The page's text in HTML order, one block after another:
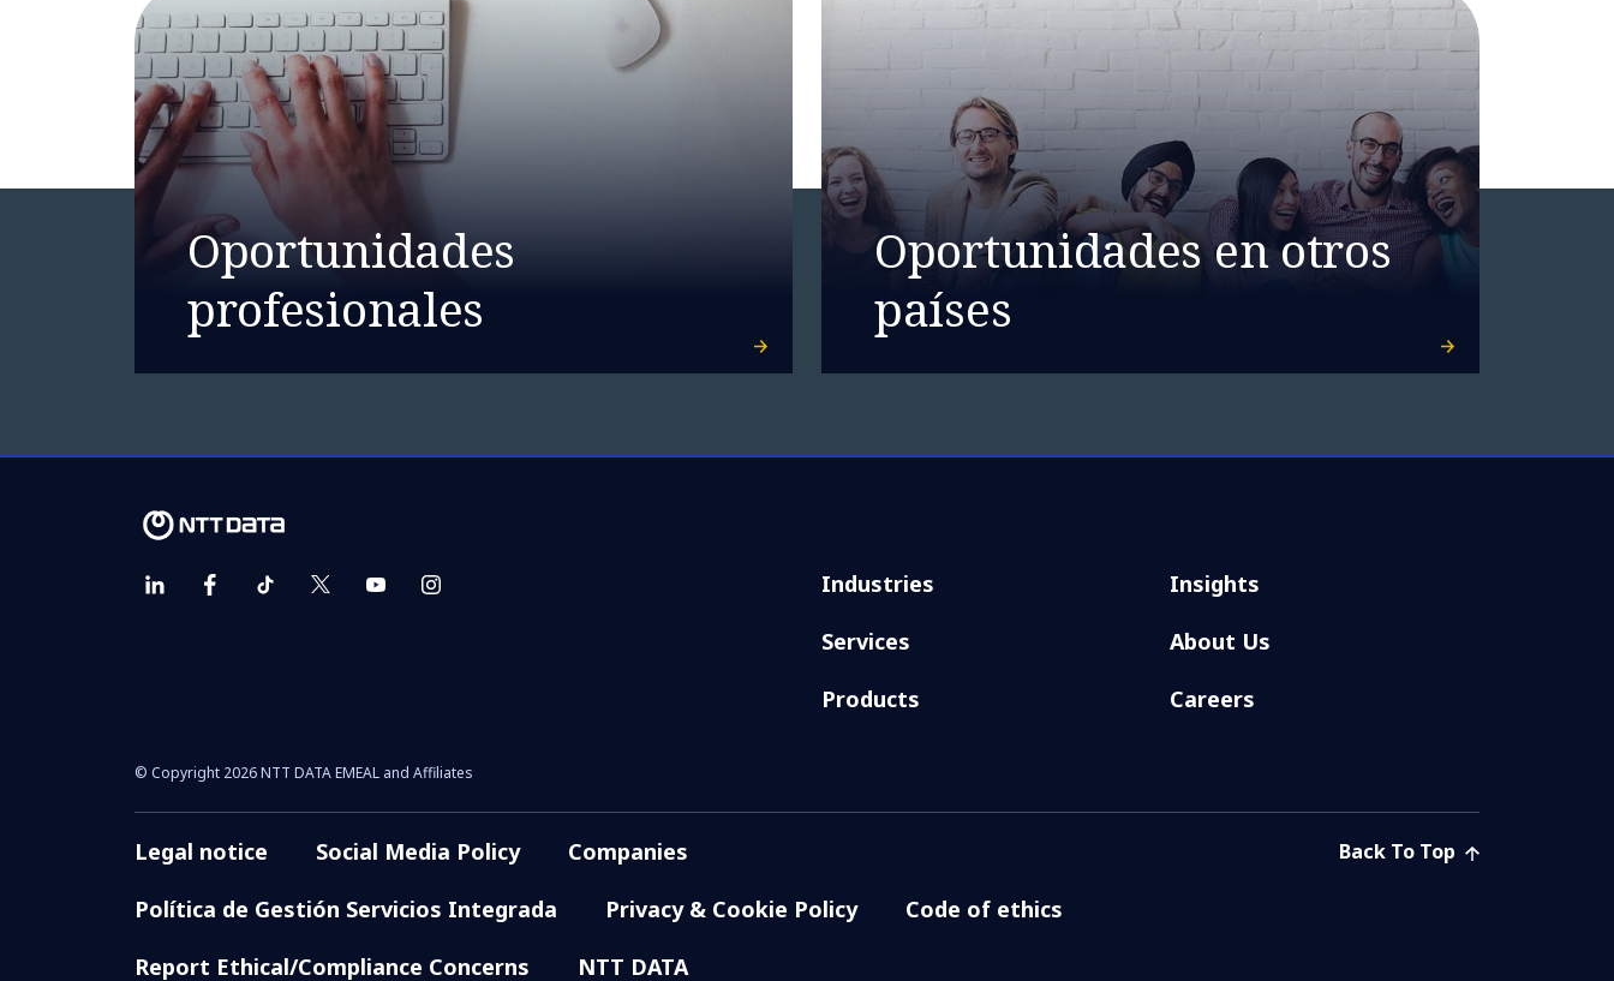
Oportunidades
profesionales
Oportunidades en otros
países
Industries
Services
Products
Insights
About Us
Careers
© Copyright 2026 NTT DATA EMEAL and Affiliates
Legal notice Social Media Policy
Companies
Política de Gestión Servicios Integrada
Privacy & Cookie Policy
Code of ethics
Report Ethical/Compliance Concerns
NTT DATA
Back To Top